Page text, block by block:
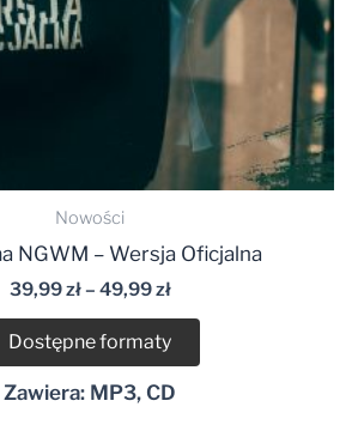
Nowości
Odtwarzacz
plików
dźwiękowych
NGWM – Wersja Oficjalna
39,99zł– 49,99zł
Dostępne formaty
Zawiera: MP3, CD